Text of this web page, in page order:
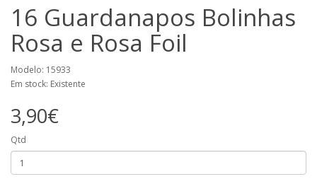
16 Guardanapos Bolinhas
Rosa e Rosa Foil
Modelo: 15933
Em stock: Existente
3,90€
Qtd